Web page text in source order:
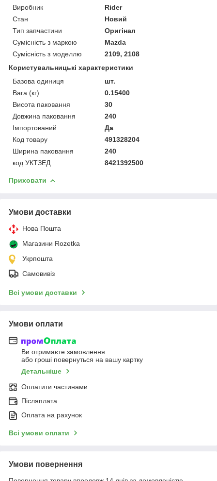
Виробник
Rider
Стан
Новий
Тип запчастини
Оригінал
Сумісність з маркою
Mazda
Сумісність з моделлю
2109, 2108
Користувальницькі характеристики
Базова одиниця
шт.
Вага (кг)
0.15400
Висота паковання
30
Довжина паковання
240
Імпортований
Да
Код товару
491328204
Ширина паковання
240
код УКТЗЕД
8421392500
Приховати
Умови доставки
Нова Пошта
Магазини Rozetka
Укрпошта
Самовивіз
Всі умови доставки
Умови оплати
Ви отримаєте замовлення
або гроші повернуться на вашу картку
Детальніше
Оплатити частинами
Післяплата
Оплата на рахунок
Всі умови оплати
Умови повернення